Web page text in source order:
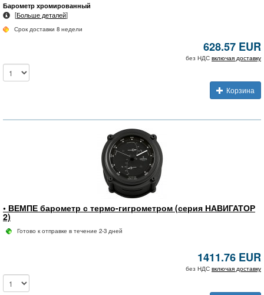
Барометр хромированный
[Больше деталей]
Срок доставки 8 недели
628.57 EUR
без НДС включая доставку
Корзина
• ВЕМПЕ барометр с термо-гигрометром (серия НАВИГАТОР
2)
Готово к отправке в течение 2-3 дней
1411.76 EUR
без НДС включая доставку